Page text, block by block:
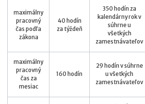
maximálny
pracovný
čas podľa
zákona
40 hodín
za týždeň
350 hodín za
kalendárny rok v
súhrne u
všetkých
zamestnávateľov
maximálny
pracovný
čas za
mesiac
160 hodín
29 hodín v súhrne
u všetkých
zamestnávateľov